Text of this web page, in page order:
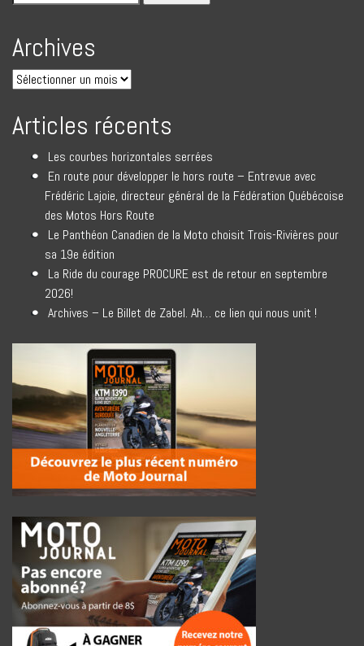
Archives
Articles récents
Les courbes horizontales serrées
En route pour développer le hors route – Entrevue avec
Frédéric Lajoie, directeur général de la Fédération Québécoise
des Motos Hors Route
Le Panthéon Canadien de la Moto choisit Trois-Rivières pour
sa 19e édition
La Ride du courage PROCURE est de retour en septembre
2026!
Archives – Le Billet de Zabel. Ah… ce lien qui nous unit !